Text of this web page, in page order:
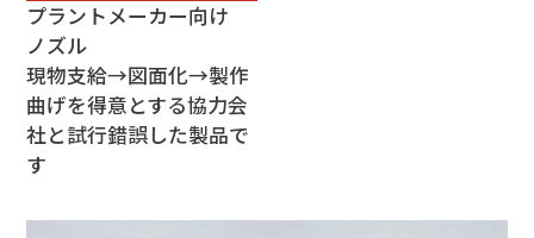
プラントメーカー向け
ノズル
現物支給→図面化→製作
曲げを得意とする協力会
社と試行錯誤した製品で
す